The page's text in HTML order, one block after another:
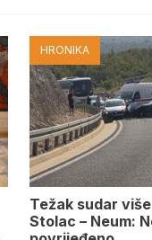
HRONIKA
Težak sudar
Stolac – Neum: